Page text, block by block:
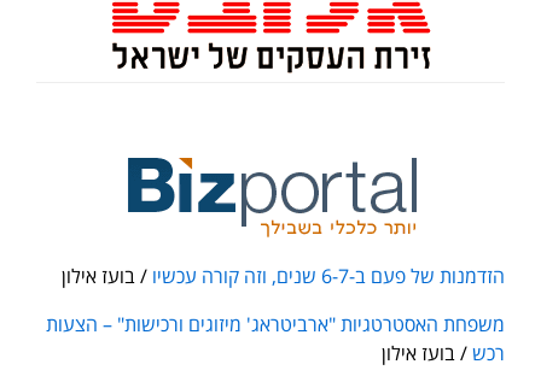
הזדמנות של פעם ב-6-7 שנים, וזה קורה עכשיו
/ בועז אילון
משפחת האסטרטגיות "ארביטראג' מיזוגים ורכישות" – הצעות
רכש/ בועז אילון